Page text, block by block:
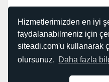
Hizmetlerimizden en iyi
faydalanabilmeniz için
siteadi.com'u kullanarak
olursunuz. Daha fazla
2 kayıttan 1 - 12